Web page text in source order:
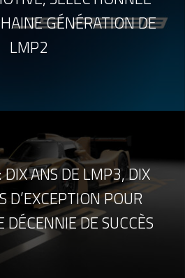
GÉNÉRATION DE
LMP2
DIX ANS DE LMP3, DIX
D’EXCEPTION POUR
DÉCENNIE DE SUCCÈS